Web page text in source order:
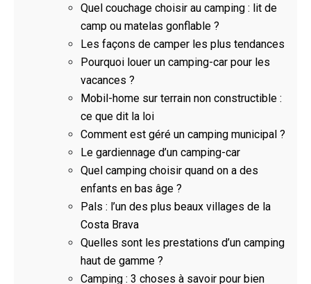
Quel couchage choisir au camping : lit de
camp ou matelas gonflable ?
Les façons de camper les plus tendances
Pourquoi louer un camping-car pour les
vacances ?
Mobil-home sur terrain non constructible :
ce que dit la loi
Comment est géré un camping municipal ?
Le gardiennage d’un camping-car
Quel camping choisir quand on a des
enfants en bas âge ?
Pals : l’un des plus beaux villages de la
Costa Brava
Quelles sont les prestations d’un camping
haut de gamme ?
Camping : 3 choses à savoir pour bien